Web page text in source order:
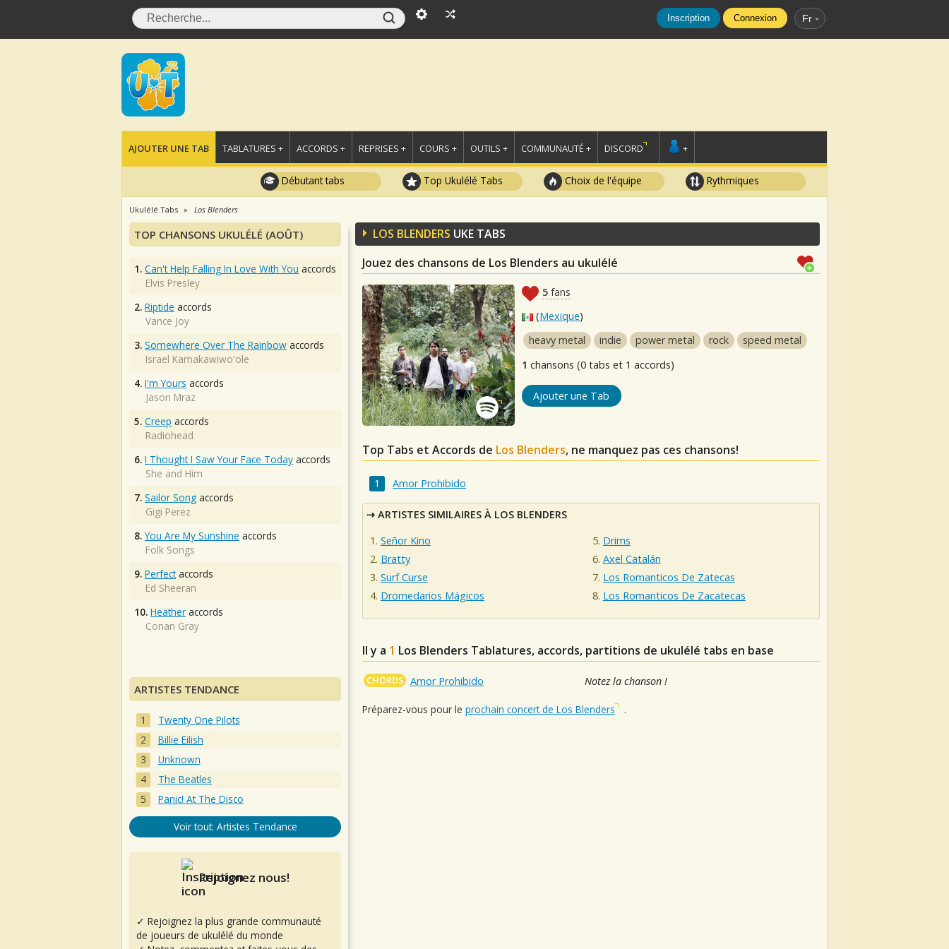
Inscription Connexion Fr
AJOUTER UNE TAB TABLATURES + ACCORDS + REPRISES + COURS + OUTILS + COMMUNAUTÉ + DISCORD +
Débutant tabs Top Ukulélé Tabs Choix de l'équipe Rythmiques
Ukulélé Tabs Los Blenders
LOS BLENDERS UKE TABS
Jouez des chansons de Los Blenders au ukulélé
5 fans
(Mexique)
heavy metal
indie power metal rock
speed metal
1 chansons (0 tabs et 1 accords)
Ajouter une Tab
Top Tabs et Accords de Los Blenders, ne manquez pas ces chansons!
Amor Prohibido
ARTISTES SIMILAIRES À LOS BLENDERS
Señor Kino
Bratty
Surf Curse
Dromedarios Mágicos
Drims
Axel Catalán
Los Romanticos De Zatecas
Los Romanticos De Zacatecas
Il y a 1 Los Blenders Tablatures, accords, partitions de ukulélé tabs en base
CHORDS Amor Prohibido Notez la chanson !
Préparez-vous pour le prochain concert de Los Blenders .
TOP CHANSONS UKULÉLÉ (AOÛT)
1. Can't Help Falling In Love With You accords
Elvis Presley
2. Riptide accords
Vance Joy
3. Somewhere Over The Rainbow accords
Israel Kamakawiwo'ole
4. I'm Yours accords
Jason Mraz
5. Creep accords
Radiohead
6. I Thought I Saw Your Face Today accords
She and Him
7. Sailor Song accords
Gigi Perez
8. You Are My Sunshine accords
Folk Songs
9. Perfectaccords
Ed Sheeran
10. Heather accords
Conan Gray
ARTISTES TENDANCE
Twenty One Pilots
Billie Eilish
Unknown
The Beatles
Panic! At The Disco
Voir tout: Artistes Tendance
Rejoignez nous!
✓ Rejoignez la plus grande communauté
de joueurs de ukulélé du monde